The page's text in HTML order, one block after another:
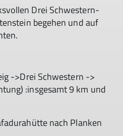
Drei Schwestern-
begehen und auf
->Drei Schwestern ->
:insgesamt 9 km und
nach Planken